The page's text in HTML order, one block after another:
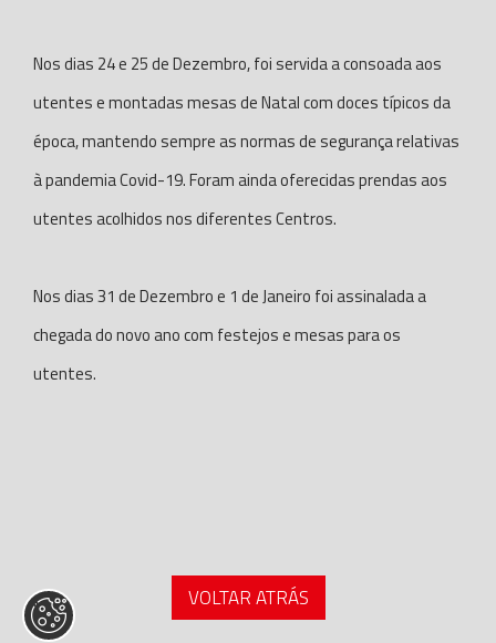
Nos dias 24 e 25 de Dezembro, foi servida a consoada aos
utentes e montadas mesas de Natal com doces típicos da
época, mantendo sempre as normas de segurança relativas
à pandemia Covid-19. Foram ainda oferecidas prendas aos
utentes acolhidos nos diferentes Centros.
Nos dias 31 de Dezembro e 1 de Janeiro foi assinalada a
chegada do novo ano com festejos e mesas para os
utentes.
VOLTAR ATRÁS